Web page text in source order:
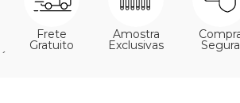
Frete
Gratuito
Amostra
Exclusivas Segura
´